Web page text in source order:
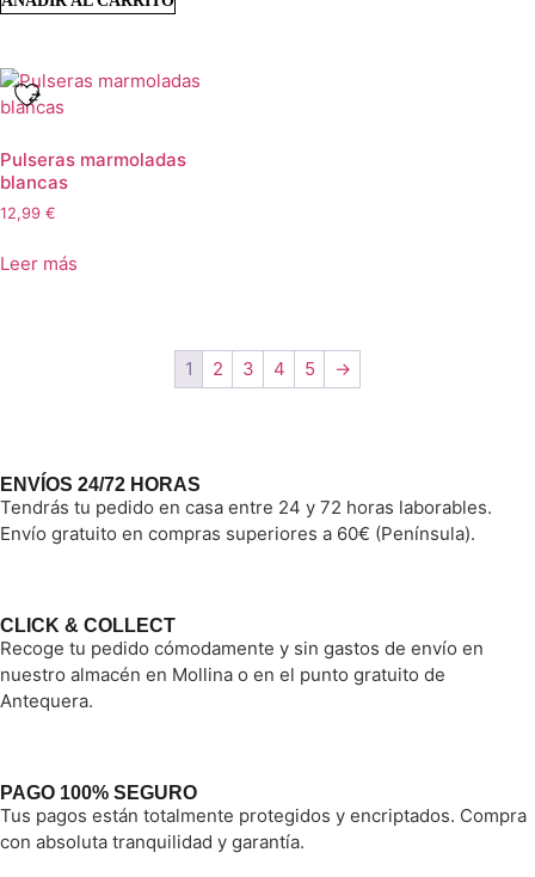
Pulseras marmoladas
blancas
12,99 €
Leer más
1 2 3 4 5 →
ENVÍOS 24/72 HORAS
Tendrás tu pedido en casa entre 24 y 72 horas laborables.
Envío gratuito en compras superiores a 60€ (Península).
CLICK & COLLECT
Recoge tu pedido cómodamente y sin gastos de envío en
nuestro almacén en Mollina o en el punto gratuito de
Antequera.
PAGO 100% SEGURO
Tus pagos están totalmente protegidos y encriptados. Compra
con absoluta tranquilidad y garantía.